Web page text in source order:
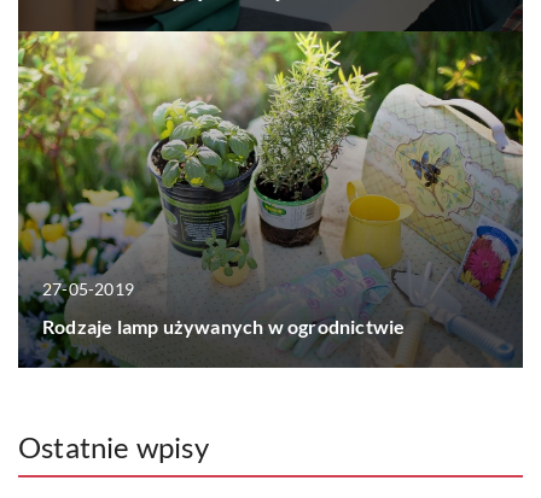
27-05-2019
Rodzaje lamp używanych w ogrodnictwie
Ostatnie wpisy